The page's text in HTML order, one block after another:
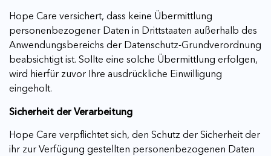
Hope Care versichert, dass keine Übermittlung
personenbezogener Daten in Drittstaaten außerhalb des
Anwendungsbereichs der Datenschutz-Grundverordnung
beabsichtigt ist. Sollte eine solche Übermittlung erfolgen,
wird hierfür zuvor Ihre ausdrückliche Einwilligung
eingeholt.
Sicherheit der Verarbeitung
Hope Care verpflichtet sich, den Schutz der Sicherheit der
ihr zur Verfügung gestellten personenbezogenen Daten